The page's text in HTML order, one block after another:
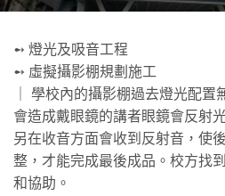
➻ 燈光及吸音工程
➻ 虛擬攝影棚規劃施工
｜ 學校內的攝影棚過去燈光配置
會造成戴眼鏡的講者眼鏡會反射
另在收音方面會收到反射音，使
整，才能完成最後成品。校方找
和協助。